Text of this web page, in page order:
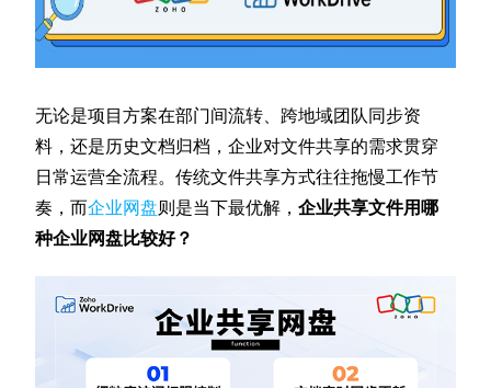
无论是项目方案在部门间流转、跨地域团队同步资
料，还是历史文档归档，企业对文件共享的需求贯穿
日常运营全流程。传统文件共享方式往往拖慢工作节
奏，而企业网盘则是当下最优解，企业共享文件用哪
种企业网盘比较好？